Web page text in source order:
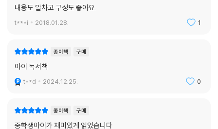
장 발장의 희생적인 생애를 통해 우리는 인간의 위대함을 발견한다. 백여
년이 지난 작품이지만 가난과 생활에 힘겨워하는 젊은이들의 모습과 선과
악, 행위에 대해 고민하는 사람들의 모습에선 지금 우리의 삶이 읽힌다.
가난을 몰아내고, 무지한 자를 깨우치고, 병든 자를 고쳐 주고, 어둠을 밝
히고, 증오를 증오하려 했다네.”라는 위고의 말처럼 『레 미제라블』은 인간
내용도 알차고 구성도 좋아요.
t***i 2018.01.28. 1
종이책 구매
아이 독서책
t**d 2024.12.25. 0
종이책 구매
중학생아이가 재미있게 읽었습니다